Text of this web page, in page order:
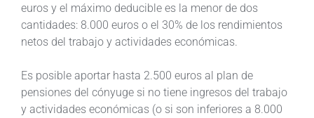
euros y el máximo deducible es la menor de dos
cantidades: 8.000 euros o el 30% de los rendimientos
netos del trabajo y actividades económicas.
Es posible aportar hasta 2.500 euros al plan de
pensiones del cónyuge si no tiene ingresos del trabajo
y actividades económicas (o si son inferiores a 8.000